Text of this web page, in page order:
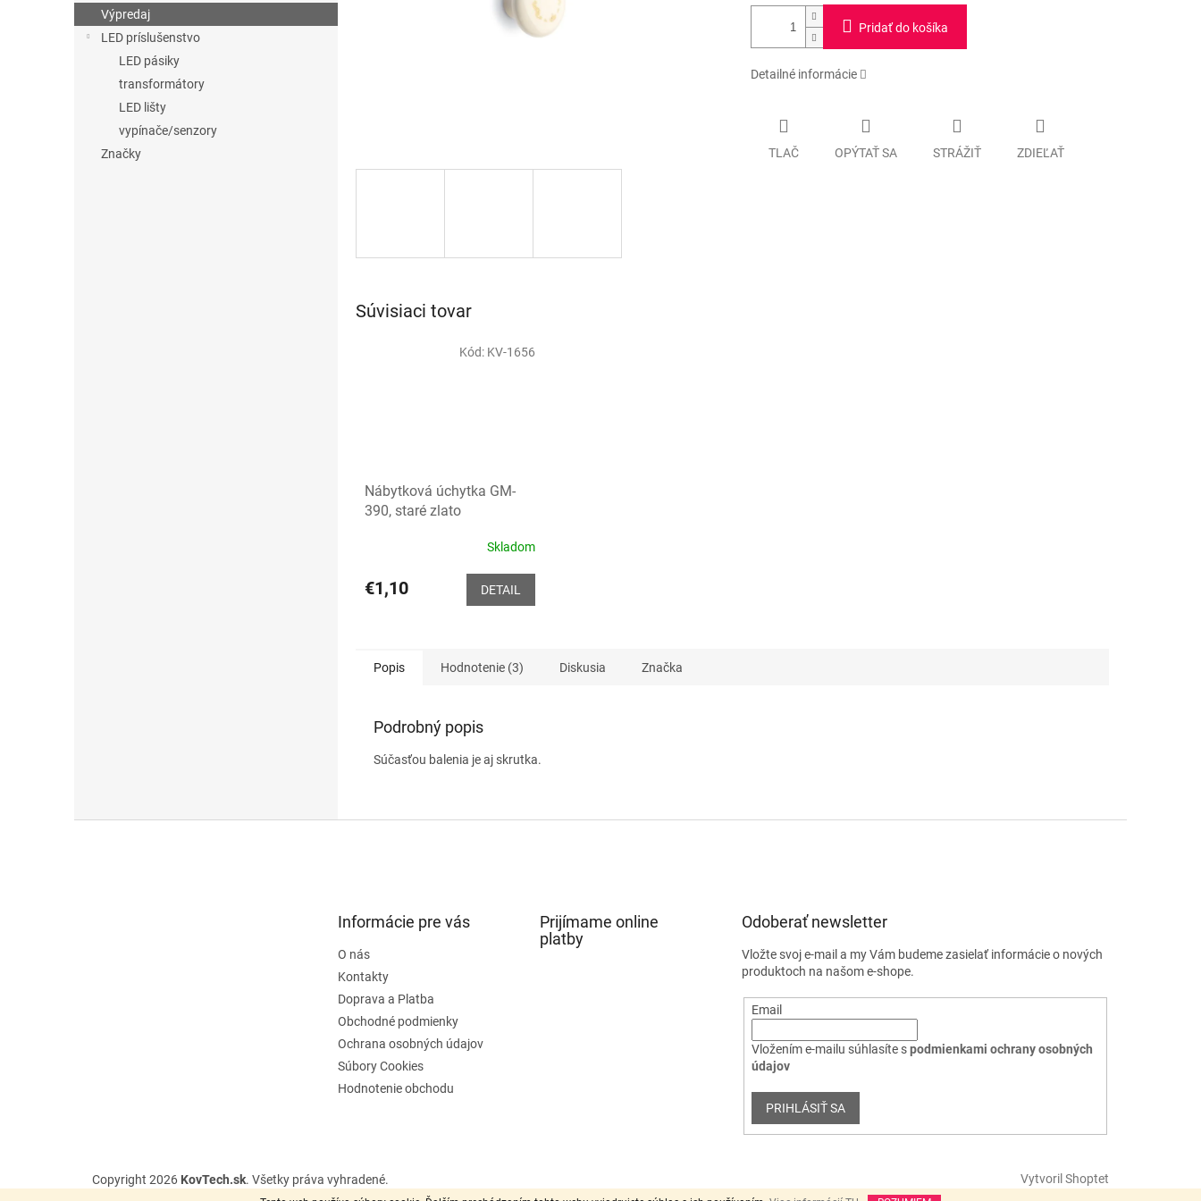
Výpredaj
LED príslušenstvo
LED pásiky
transformátory
LED lišty
vypínače/senzory
Značky
Pridať do košíka
Detailné informácie
TLAČ OPÝTAŤ SA STRÁŽIŤ ZDIEĽAŤ
Súvisiaci tovar
Nábytková úchytka GM-
390, staré zlato
produktu
hviezdičiek.
Skladom
€1,10 DETAIL
Kód: KV-1656
Popis Hodnotenie (3) Diskusia Značka
Podrobný popis
Súčasťou balenia je aj skrutka.
Informácie pre vás
O nás
Kontakty
Doprava a Platba
Obchodné podmienky
Ochrana osobných údajov
Súbory Cookies
Hodnotenie obchodu
Prijímame online
platby
Odoberať newsletter
Vložte svoj e-mail a my Vám budeme zasielať informácie o nových
produktoch na našom e-shope.
Email
Vložením e-mailu súhlasíte spodmienkami ochrany osobných
údajov
PRIHLÁSIŤ SA
Vytvoril Shoptet
Copyright 2026 KovTech.sk. Všetky práva vyhradené.